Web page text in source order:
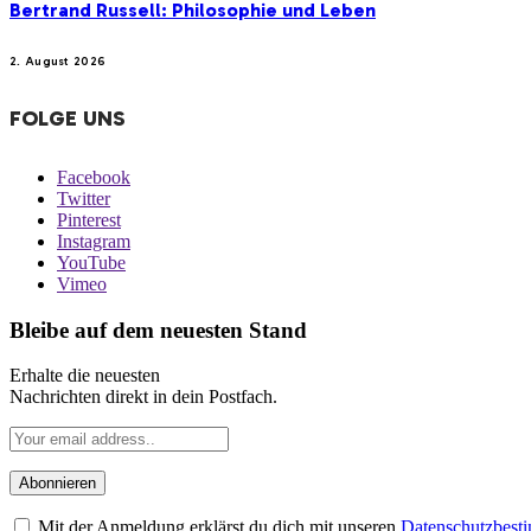
Bertrand Russell: Philosophie und Leben
2. August 2026
FOLGE UNS
Facebook
Twitter
Pinterest
Instagram
YouTube
Vimeo
Bleibe auf dem neuesten Stand
Erhalte die neuesten
Nachrichten direkt in dein Postfach.